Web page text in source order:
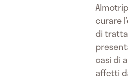
curare
di
casi di
affetti